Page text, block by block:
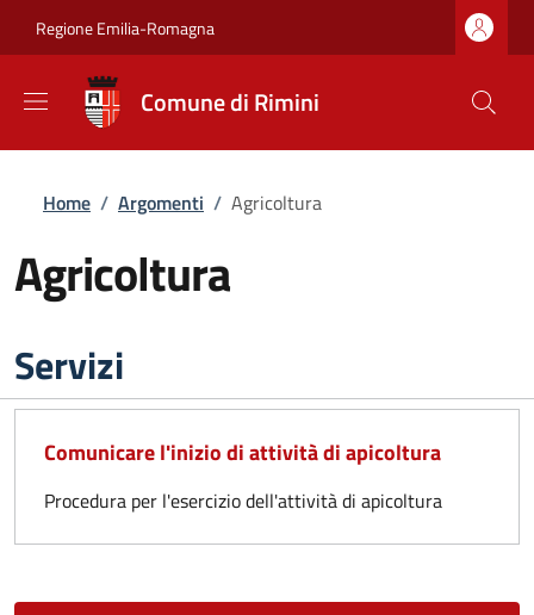
Regione Emilia-Romagna
Comune di Rimini
Briciole di pane
Home / Argomenti / Agricoltura
Agricoltura
Servizi
Comunicare l'inizio di attività di apicoltura
Procedura per l'esercizio dell'attività di apicoltura